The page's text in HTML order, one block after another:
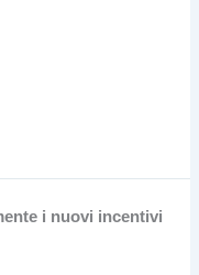
i nuovi incentivi